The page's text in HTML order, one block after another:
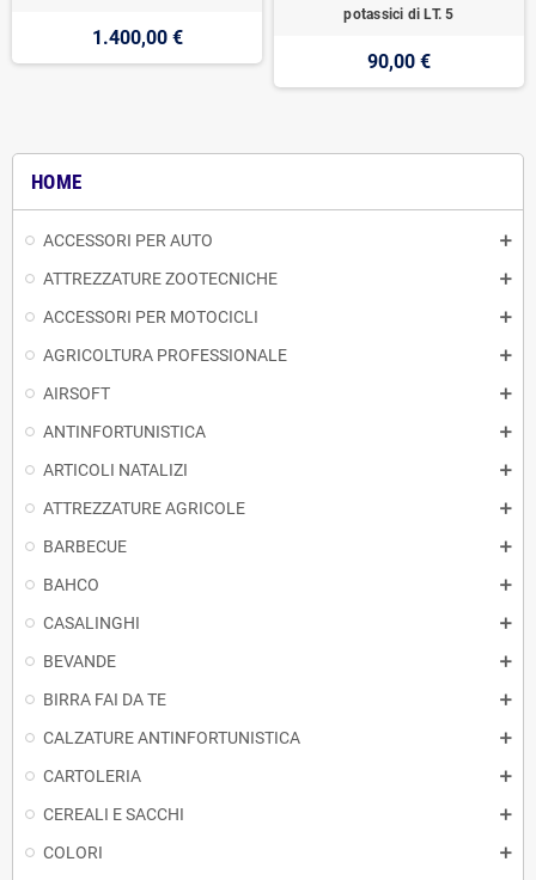
HOME
ACCESSORI PER AUTO
ATTREZZATURE ZOOTECNICHE
ACCESSORI PER MOTOCICLI
AGRICOLTURA PROFESSIONALE
AIRSOFT
ANTINFORTUNISTICA
ARTICOLI NATALIZI
ATTREZZATURE AGRICOLE
BARBECUE
BAHCO
CASALINGHI
BEVANDE
BIRRA FAI DA TE
CALZATURE ANTINFORTUNISTICA
CARTOLERIA
CEREALI E SACCHI
COLORI
1.400,00 €
potassici di LT. 5
90,00 €